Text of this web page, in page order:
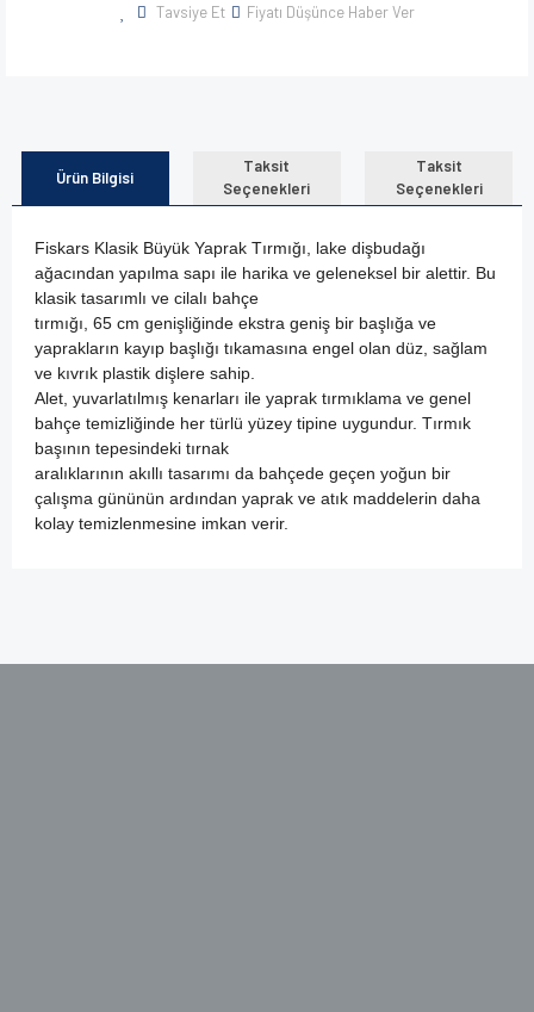
Tavsiye Et Fiyatı Düşünce Haber Ver
Ürün Bilgisi
Taksit
Seçenekleri
Taksit
Seçenekleri
Fiskars Klasik Büyük Yaprak Tırmığı, lake dişbudağı
ağacından yapılma sapı ile harika ve geleneksel bir alettir. Bu
klasik tasarımlı ve cilalı bahçe
tırmığı, 65 cm genişliğinde ekstra geniş bir başlığa ve
yaprakların kayıp başlığı tıkamasına engel olan düz, sağlam
ve kıvrık plastik dişlere sahip.
Alet, yuvarlatılmış kenarları ile yaprak tırmıklama ve genel
bahçe temizliğinde her türlü yüzey tipine uygundur. Tırmık
başının tepesindeki tırnak
aralıklarının akıllı tasarımı da bahçede geçen yoğun bir
çalışma gününün ardından yaprak ve atık maddelerin daha
kolay temizlenmesine imkan verir.